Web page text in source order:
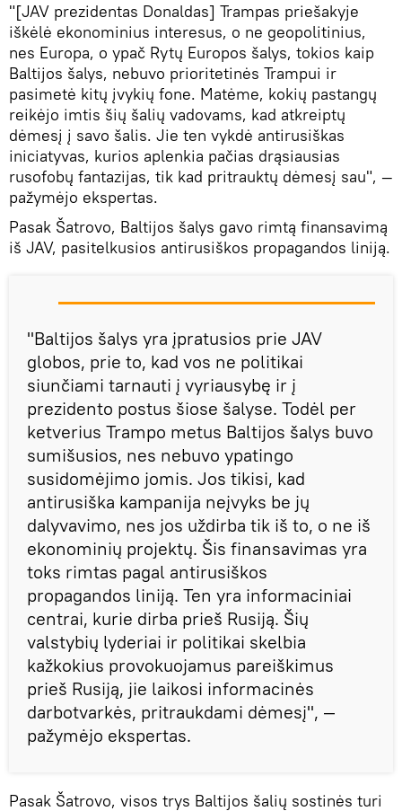
"[JAV prezidentas Donaldas] Trampas priešakyje
iškėlė ekonominius interesus, o ne geopolitinius,
nes Europa, o ypač Rytų Europos šalys, tokios kaip
Baltijos šalys, nebuvo prioritetinės Trampui ir
pasimetė kitų įvykių fone. Matėme, kokių pastangų
reikėjo imtis šių šalių vadovams, kad atkreiptų
dėmesį į savo šalis. Jie ten vykdė antirusiškas
iniciatyvas, kurios aplenkia pačias drąsiausias
rusofobų fantazijas, tik kad pritrauktų dėmesį sau", —
pažymėjo ekspertas.
Pasak Šatrovo, Baltijos šalys gavo rimtą finansavimą
iš JAV, pasitelkusios antirusiškos propagandos liniją.
"Baltijos šalys yra įpratusios prie JAV
globos, prie to, kad vos ne politikai
siunčiami tarnauti į vyriausybę ir į
prezidento postus šiose šalyse. Todėl per
ketverius Trampo metus Baltijos šalys buvo
sumišusios, nes nebuvo ypatingo
susidomėjimo jomis. Jos tikisi, kad
antirusiška kampanija neįvyks be jų
dalyvavimo, nes jos uždirba tik iš to, o ne iš
ekonominių projektų. Šis finansavimas yra
toks rimtas pagal antirusiškos
propagandos liniją. Ten yra informaciniai
centrai, kurie dirba prieš Rusiją. Šių
valstybių lyderiai ir politikai skelbia
kažkokius provokuojamus pareiškimus
prieš Rusiją, jie laikosi informacinės
darbotvarkės, pritraukdami dėmesį", —
pažymėjo ekspertas.
Pasak Šatrovo, visos trys Baltijos šalių sostinės turi